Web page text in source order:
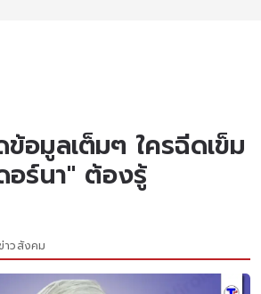
อมูลเต็มๆ ใครฉีดเข็ม
อร์นา" ต้องรู้
าวสังคม